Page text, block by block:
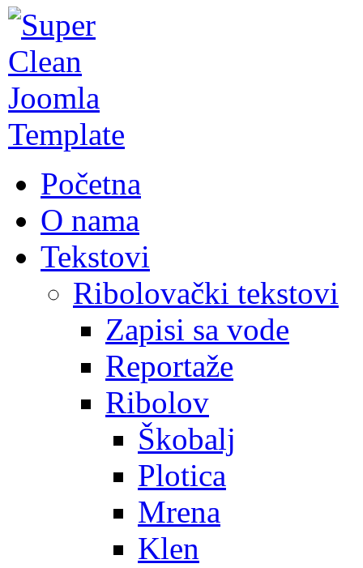
Početna
O nama
Tekstovi
Ribolovački tekstovi
Zapisi sa vode
Reportaže
Ribolov
Škobalj
Plotica
Mrena
Klen